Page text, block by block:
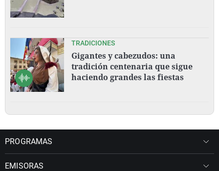
TRADICIONES
Gigantes y cabezudos: una
tradición centenaria que sigue
haciendo grandes las fiestas
PROGRAMAS
EMISORAS